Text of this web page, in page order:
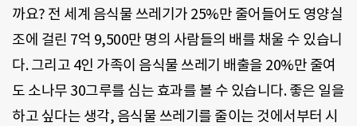
까요? 전 세계 음식물 쓰레기가 25%만 줄어들어도 영양실
조에 걸린 7억 9,500만 명의 사람들의 배를 채울 수 있습니
다. 그리고 4인 가족이 음식물 쓰레기 배출을 20%만 줄여
도 소나무 30그루를 심는 효과를 볼 수 있습니다. 좋은 일을
하고 싶다는 생각, 음식물 쓰레기를 줄이는 것에서부터 시